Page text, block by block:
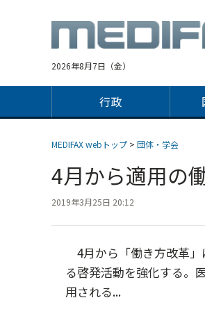
2026年8月7日（金）
行政
MEDIFAX webトップ > 団体・学会
4月から適用
2019年3月25日 20:12
4月から「働き方改革」
る啓発活動を強化する。
用される...